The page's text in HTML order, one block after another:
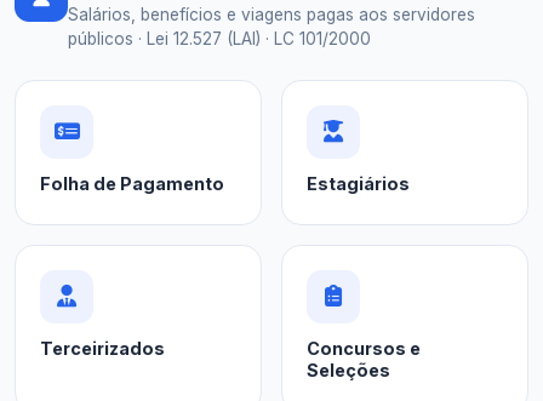
Salários, benefícios e viagens pagas aos servidores
públicos · Lei 12.527 (LAI) · LC 101/2000
Folha de Pagamento Estagiários
Terceirizados
Concursos e
Seleções